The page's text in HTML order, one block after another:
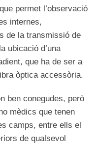
permet l’observació
internes,
de la transmissió de
ubicació d’una
que ha de ser a
òptica accessòria.
ben conegudes, però
mèdics que tenen
camps, entre ells el
de qualsevol